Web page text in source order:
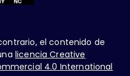
el contenido de
licencia Creative
4.0 International